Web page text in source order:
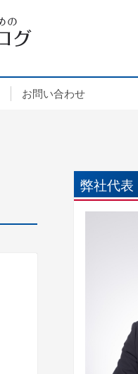
お問い合わせ
弊社代表